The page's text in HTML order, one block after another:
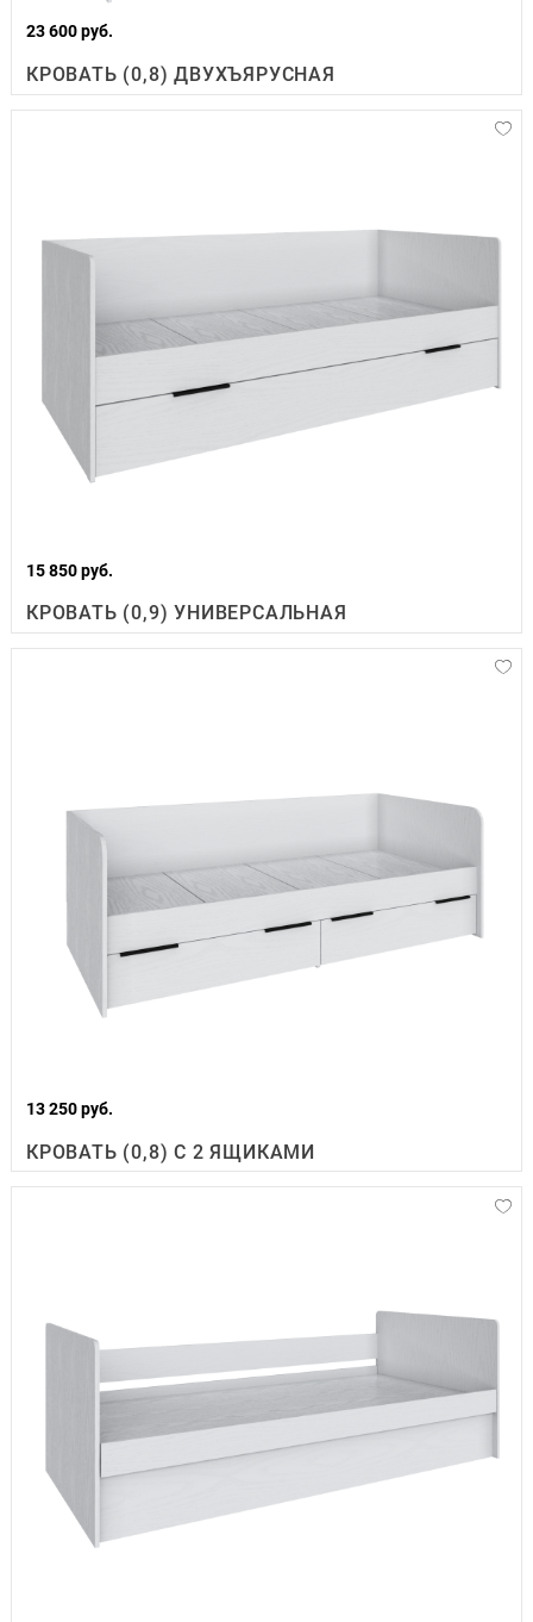
23 600 руб.
КРОВАТЬ (0,8) ДВУХЪЯРУСНАЯ
15 850 руб.
КРОВАТЬ (0,9) УНИВЕРСАЛЬНАЯ
13 250 руб.
КРОВАТЬ (0,8) С 2 ЯЩИКАМИ